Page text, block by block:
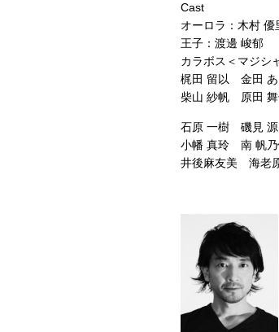
Cast
オーロラ：木村 優
王子：渡邊 峻郁
カラボス＜マジシ
梶田 留以 金田
柴山 紗帆 原田
石原 一樹 磯見
小幡 真玲 南 帆
井後麻友美 海老